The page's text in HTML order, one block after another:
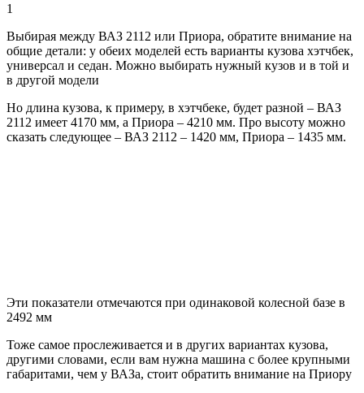
1
Выбирая между ВАЗ 2112 или Приора, обратите внимание на
общие детали: у обеих моделей есть варианты кузова хэтчбек,
универсал и седан. Можно выбирать нужный кузов и в той и
в другой модели
Но длина кузова, к примеру, в хэтчбеке, будет разной – ВАЗ
2112 имеет 4170 мм, а Приора – 4210 мм. Про высоту можно
сказать следующее – ВАЗ 2112 – 1420 мм, Приора – 1435 мм.
Эти показатели отмечаются при одинаковой колесной базе в
2492 мм
Тоже самое прослеживается и в других вариантах кузова,
другими словами, если вам нужна машина с более крупными
габаритами, чем у ВАЗа, стоит обратить внимание на Приору